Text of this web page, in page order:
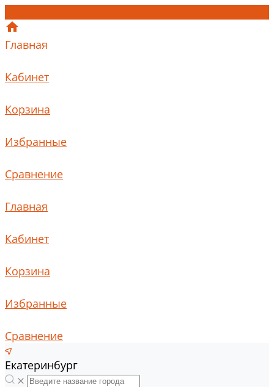
Главная
Кабинет
Корзина
Избранные
Сравнение
Главная
Кабинет
Корзина
Избранные
Сравнение
Екатеринбург